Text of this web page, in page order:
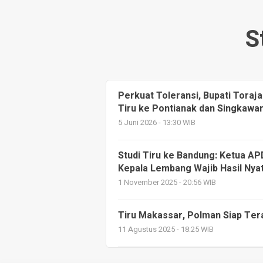
Perkuat Toleransi, Bupati
Tiru ke Pontianak dan
5 Juni 2026 - 13:30 WIB
Studi Tiru ke Bandung: Ketua
Kepala Lembang Wajib Hasil
1 November 2025 - 20:56 WIB
Tiru Makassar, Polman Siap
11 Agustus 2025 - 18:25 WIB